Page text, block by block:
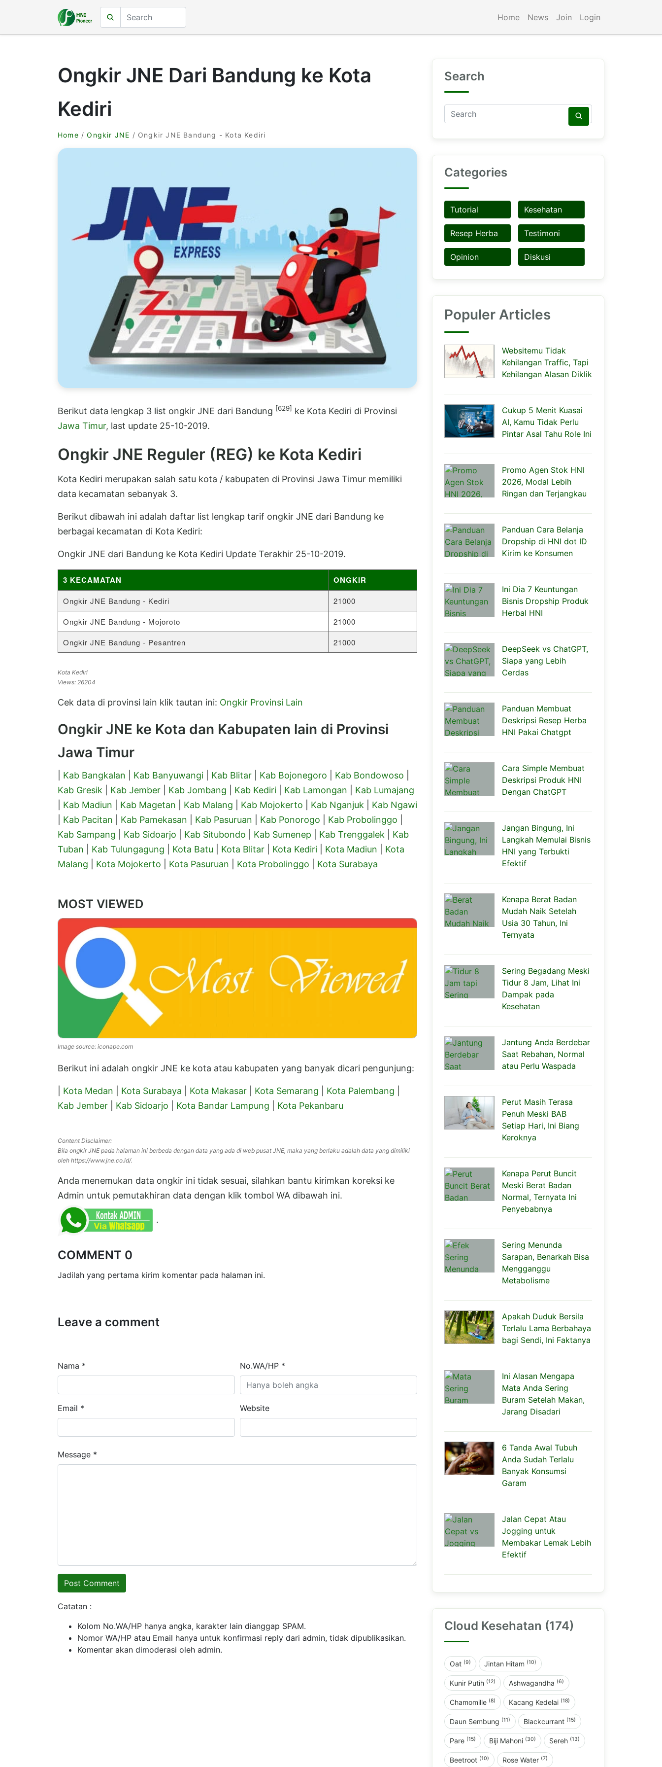
Home News Join Login
Ongkir JNE Dari Bandung ke Kota
Kediri
Home /Ongkir JNE / Ongkir JNE Bandung - Kota Kediri
Berikut data lengkap 3 list ongkir JNE dari Bandung [629] ke Kota Kediri di Provinsi
Jawa Timur, last update 25-10-2019.
Ongkir JNE Reguler (REG) ke Kota Kediri
Kota Kediri merupakan salah satu kota / kabupaten di Provinsi Jawa Timur memiliki
data kecamatan sebanyak 3.
Berikut dibawah ini adalah daftar list lengkap tarif ongkir JNE dari Bandung ke
berbagai kecamatan di Kota Kediri:
Ongkir JNE dari Bandung ke Kota Kediri Update Terakhir 25-10-2019.
3 KECAMATAN ONGKIR
Ongkir JNE Bandung - Kediri
21000
Ongkir JNE Bandung - Mojoroto
21000
Ongkir JNE Bandung - Pesantren
21000
Kota Kediri
Views: 26204
Cek data di provinsi lain klik tautan ini: Ongkir Provinsi Lain
Ongkir JNE ke Kota dan Kabupaten lain di Provinsi
Jawa Timur
Kab Bangkalan Kab Banyuwangi Kab Blitar Kab Bojonegoro Kab Bondowoso
Kab Gresik
Kab Jember Kab Jombang Kab Kediri Kab Lamongan
Kab Lumajang
Kab Madiun Kab Magetan Kab Malang Kab Mojokerto Kab Nganjuk
Kab Ngawi
Kab Pacitan Kab Pamekasan Kab Pasuruan Kab Ponorogo Kab Probolinggo
Kab Sampang
Kab Sidoarjo Kab Situbondo Kab Sumenep Kab Trenggalek
Kab
Tuban
Kab Tulungagung Kota Batu Kota Blitar Kota Kediri Kota Madiun
Kota
Malang
Kota Mojokerto Kota Pasuruan Kota Probolinggo Kota Surabaya
MOST VIEWED
Image source: iconape.com
Berikut ini adalah ongkir JNE ke kota atau kabupaten yang banyak dicari pengunjung:
Kota Medan Kota Surabaya Kota Makasar Kota Semarang Kota Palembang
Kab Jember
Kab Sidoarjo Kota Bandar Lampung Kota Pekanbaru
Content Disclaimer:
Bila ongkir JNE pada halaman ini berbeda dengan data yang ada di web pusat JNE, maka yang berlaku adalah data yang dimiliki
oleh https://www.jne.co.id/.
Anda menemukan data ongkir ini tidak sesuai, silahkan bantu kirimkan koreksi ke
Admin untuk pemutakhiran data dengan klik tombol WA dibawah ini.
.
COMMENT 0
Jadilah yang pertama kirim komentar pada halaman ini.
Leave a comment
Nama * No.WA/HP *
Email * Website
Message *
Catatan :
Kolom No.WA/HP hanya angka, karakter lain dianggap SPAM.
Nomor WA/HP atau Email hanya untuk konfirmasi reply dari admin, tidak dipublikasikan.
Komentar akan dimoderasi oleh admin.
Search
Categories
Tutorial Kesehatan
Resep Herba Testimoni
Opinion Diskusi
Populer Articles
Websitemu Tidak
Kehilangan Traffic, Tapi
Kehilangan Alasan Diklik
Cukup 5 Menit Kuasai
AI, Kamu Tidak Perlu
Pintar Asal Tahu Role Ini
Promo Agen Stok HNI
2026, Modal Lebih
Ringan dan Terjangkau
Panduan Cara Belanja
Dropship di HNI dot ID
Kirim ke Konsumen
Ini Dia 7 Keuntungan
Bisnis Dropship Produk
Herbal HNI
DeepSeek vs ChatGPT,
Siapa yang Lebih
Cerdas
Panduan Membuat
Deskripsi Resep Herba
HNI Pakai Chatgpt
Cara Simple Membuat
Deskripsi Produk HNI
Dengan ChatGPT
Jangan Bingung, Ini
Langkah Memulai Bisnis
HNI yang Terbukti
Efektif
Kenapa Berat Badan
Mudah Naik Setelah
Usia 30 Tahun, Ini
Ternyata
Sering Begadang Meski
Tidur 8 Jam, Lihat Ini
Dampak pada
Kesehatan
Jantung Anda Berdebar
Saat Rebahan, Normal
atau Perlu Waspada
Perut Masih Terasa
Penuh Meski BAB
Setiap Hari, Ini Biang
Keroknya
Kenapa Perut Buncit
Meski Berat Badan
Normal, Ternyata Ini
Penyebabnya
Sering Menunda
Sarapan, Benarkah Bisa
Mengganggu
Metabolisme
Apakah Duduk Bersila
Terlalu Lama Berbahaya
bagi Sendi, Ini Faktanya
Ini Alasan Mengapa
Mata Anda Sering
Buram Setelah Makan,
Jarang Disadari
6 Tanda Awal Tubuh
Anda Sudah Terlalu
Banyak Konsumsi
Garam
Jalan Cepat Atau
Jogging untuk
Membakar Lemak Lebih
Efektif
Cloud Kesehatan (174)
Oat (9) Jintan Hitam (10)
Kunir Putih (12) Ashwagandha (6)
Chamomille (8) Kacang Kedelai (18)
Daun Sembung (11) Blackcurrant (15)
Pare (15) Biji Mahoni (30) Sereh (13)
Beetroot (10) Rose Water (7)